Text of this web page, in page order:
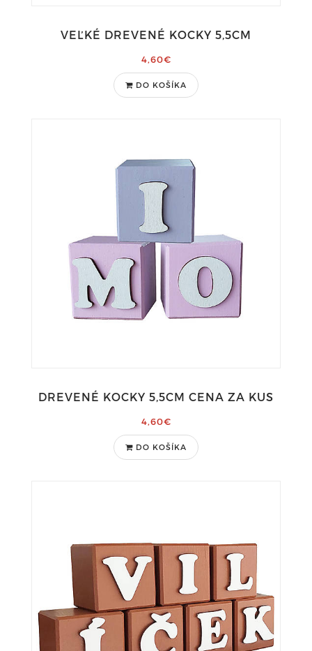
VEĽKÉ DREVENÉ KOCKY 5,5CM
4,60€
DO KOŠÍKA
DREVENÉ KOCKY 5,5CM CENA ZA KUS
4,60€
DO KOŠÍKA